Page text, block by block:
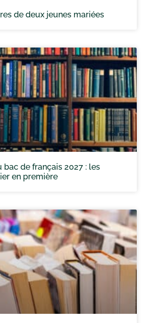
de deux jeunes mariées
bac de français 2027 : les
en première